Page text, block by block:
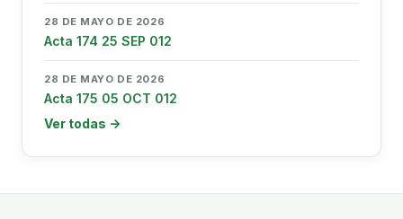
28 DE MAYO DE 2026
Acta 174 25 SEP 012
28 DE MAYO DE 2026
Acta 175 05 OCT 012
Ver todas →